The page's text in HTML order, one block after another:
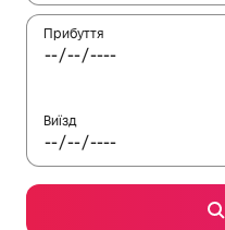
Прибуття
Виїзд